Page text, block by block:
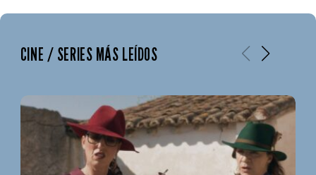
CINE / SERIES MÁS LEÍDOS